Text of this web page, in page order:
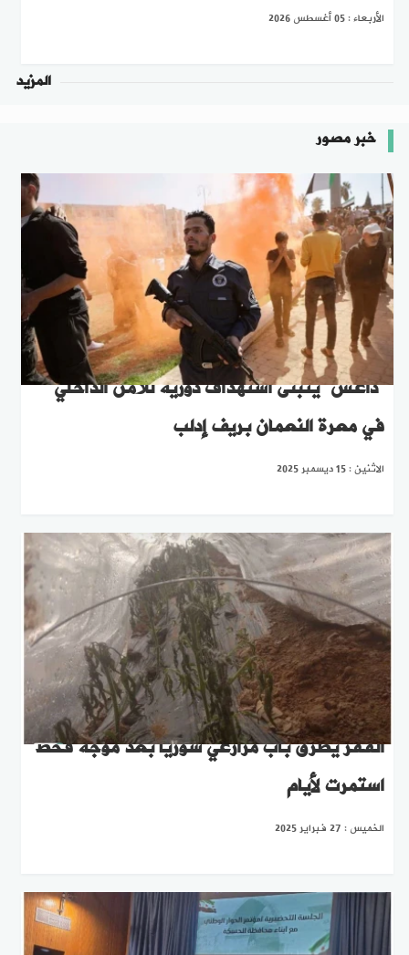
الأربعاء : 05 أغسطس 2026
المزيد
خبر مصور
"داعش" يتبنى استهداف دورية للأمن الداخلي
في معرة النعمان بريف إدلب
الاثنين : 15 ديسمبر 2025
الفقر يطرق باب مزارعي سوريا بعد موجة قحط
استمرت لأيام
الخميس : 27 فبراير 2025